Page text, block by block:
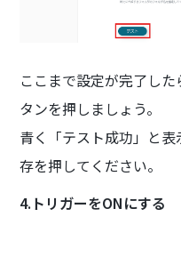
ここまで設定が完了し
タンを押しましょう。
青く「テスト成功」と
存を押してください。
4.トリガーをONにする